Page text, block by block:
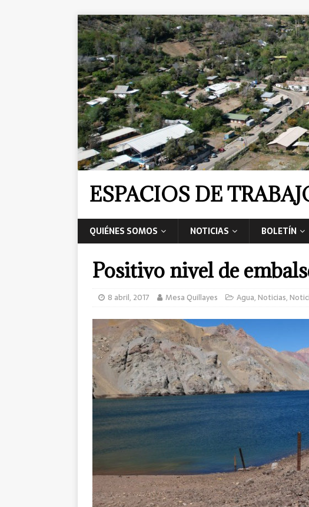
ESPACIOS DE
QUIÉNES SOMOS NOTICIAS BOLETÍN
Positivo nivel de
8 abril, 2017 Mesa Quillayes Agua, Noticias,